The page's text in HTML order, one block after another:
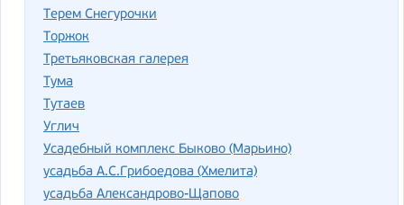
Терем Снегурочки
Торжок
Третьяковская галерея
Тума
Тутаев
Углич
Усадебный комплекс Быково (Марьино)
усадьба А.С.Грибоедова (Хмелита)
усадьба Александрово-Щапово